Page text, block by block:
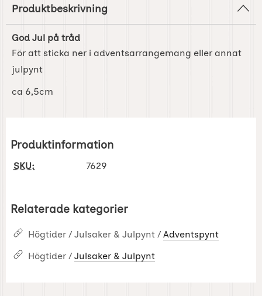
Produktbeskrivning
God Jul på tråd
För att sticka ner i adventsarrangemang eller annat
julpynt
ca 6,5cm
Produktinformation
SKU: 7629
Relaterade kategorier
Högtider / Julsaker & Julpynt / Adventspynt
Högtider / Julsaker & Julpynt